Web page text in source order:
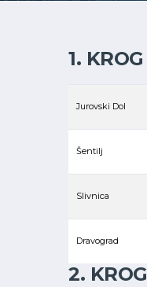
1. KROG
Jurovski Dol
Šentilj
Slivnica
Dravograd
2. KROG